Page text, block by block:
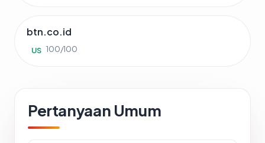
btn.co.id
US 100/100
Pertanyaan Umum